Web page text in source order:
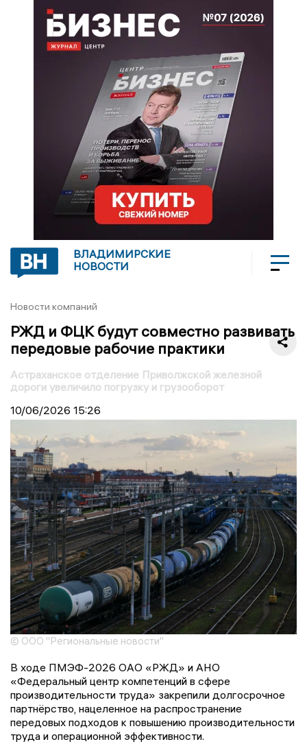
ВЛАДИМИРСКИЕ
НОВОСТИ
Новости компаний
РЖД и ФЦК будут совместно развивать
передовые рабочие практики
Астраханское отделение Приволжской железной
дороги увеличило погрузку и грузооборот
10/06/2026 15:26
© ООО "Региональные новости"
В ходе ПМЭФ-2026 ОАО «РЖД» и АНО
«Федеральный центр компетенций в сфере
производительности труда» закрепили долгосрочное
партнёрство, нацеленное на распространение
передовых подходов к повышению производительности
труда и операционной эффективности.